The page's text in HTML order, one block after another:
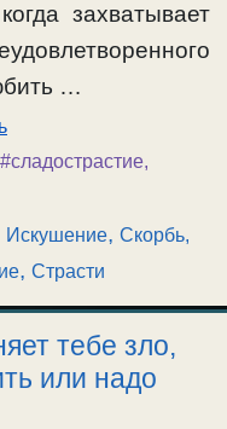
захватывает
…
#сладострастие,
Искушение,Скорбь,
, Страсти
тебе зло,
или надо